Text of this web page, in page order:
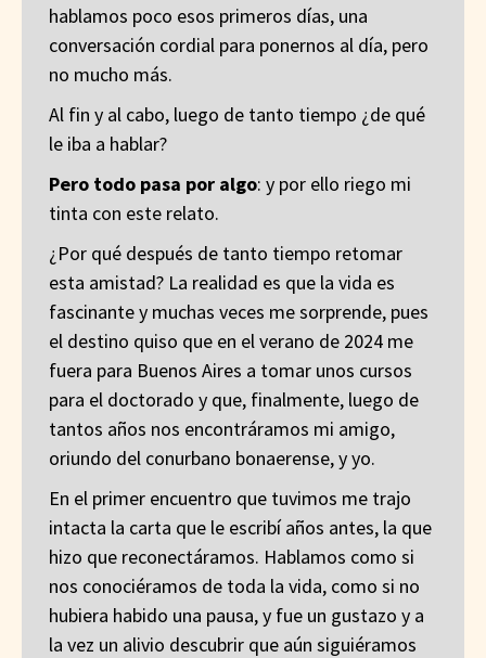
hablamos poco esos primeros días, una
conversación cordial para ponernos al día, pero
no mucho más.
Al fin y al cabo, luego de tanto tiempo ¿de qué
le iba a hablar?
Pero todo pasa por algo: y por ello riego mi
tinta con este relato.
¿Por qué después de tanto tiempo retomar
esta amistad? La realidad es que la vida es
fascinante y muchas veces me sorprende, pues
el destino quiso que en el verano de 2024 me
fuera para Buenos Aires a tomar unos cursos
para el doctorado y que, finalmente, luego de
tantos años nos encontráramos mi amigo,
oriundo del conurbano bonaerense, y yo.
En el primer encuentro que tuvimos me trajo
intacta la carta que le escribí años antes, la que
hizo que reconectáramos. Hablamos como si
nos conociéramos de toda la vida, como si no
hubiera habido una pausa, y fue un gustazo y a
la vez un alivio descubrir que aún siguiéramos